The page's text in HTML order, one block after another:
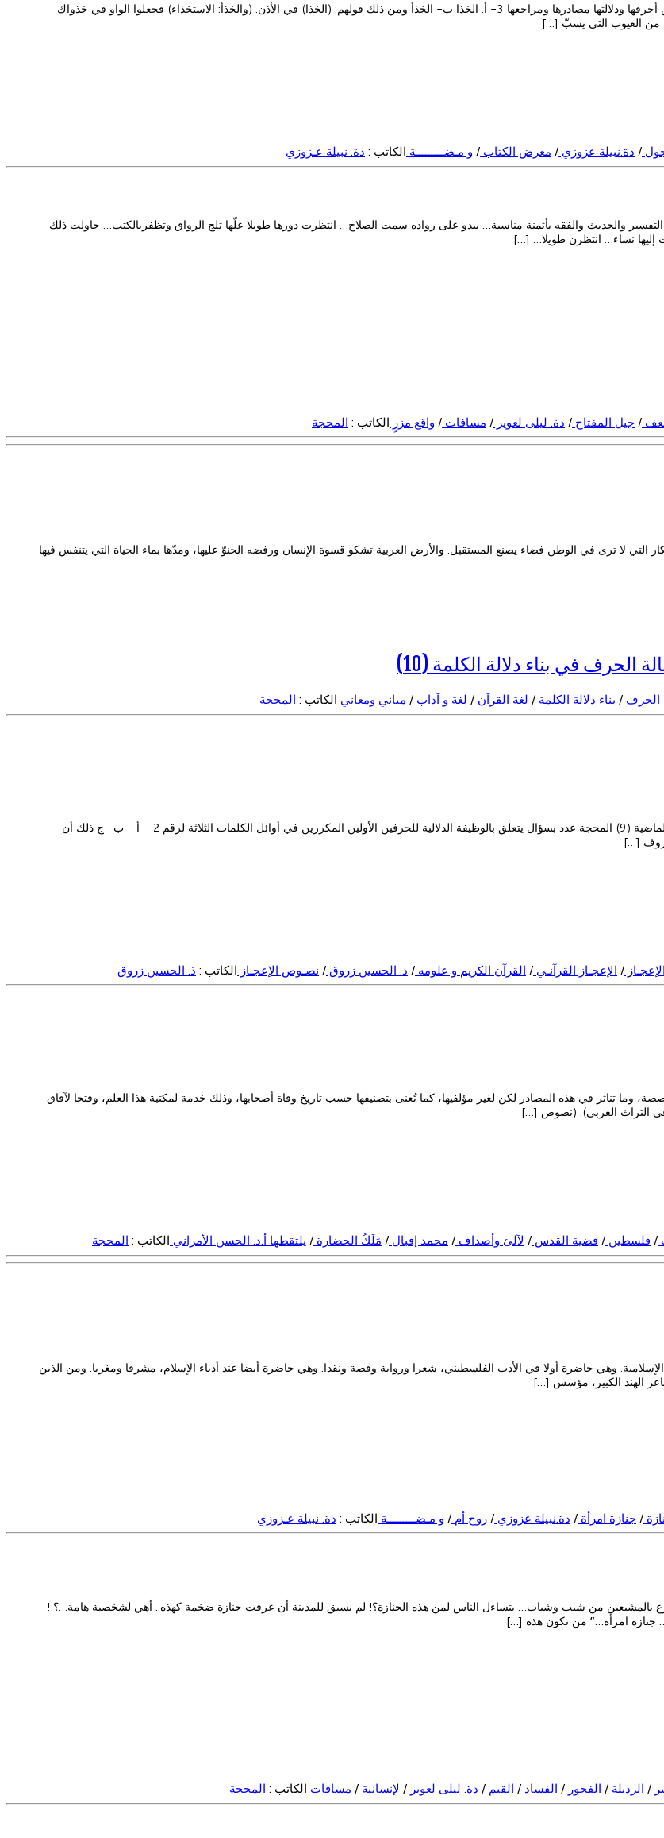
تابع الكلمات المشتركة في الحرفين الأولين ومنها: الكلمات الثنائية الحرفين الأولين أحرفها ودلالتها مصادرها ومراجعها 3- أ. الخذا ب- الخذأ ومن ذلك قولهم: (الخذا) في الأذن. (والخذأ: الاستخذاء) فجعلوا الواو في خذواك
من العيوب التي يسبّ […]
والحديث والفقه بأثمنة مناسبة… يبدو على رواده سمت الصلاح… انتظرت دورها طويلا علّها تلج الرواق وتظفربالكتب… حاولت ذلك
نساء… انتظرن طويلا… […]
/ ذة.نبيلة عزوزي / معرض الكتاب / و مـضـــــــــة الكاتب : ذة. نبيلة عـزوزي
التي لا ترى في الوطن فضاء يصنع المستقبل. والأرض العربية تشكو قسوة الإنسان ورفضه الحنوّ عليها، ومدّها بماء الحياة التي يتنفس فيها
/جيل المفتاح / دة. ليلى لعوير / مسافات / واقع مزرٍ الكاتب : المحجة
- (تابع الكلمات المشتركة في ثنائية الحرفين الأولين)- ختمنا الحديث في الحلقة الماضية (9) المحجة عدد بسؤال يتعلق بالوظيفة الدلالية للحرفين الأولين المكررين في أوائل الكلمات الثلاثة لرقم 2 – أ – ب- ج ذلك أن
[…]
الحرف / بناء دلالة الكلمة / لغة القرآن / لغة و آداب / مباني ومعاني الكاتب : المحجة
وما تناثر في هذه المصادر لكن لغير مؤلفيها، كما تُعنى بتصنيفها حسب تاريخ وفاة أصحابها، وذلك خدمة لمكتبة هذا العلم، وفتحا لآفاق
في التراث العربي). (نصوص […]
الإعجـاز / الإعجـاز القرآنـي / القرآن الكريم و علومه / د. الحسين زروق/ نصـوص الإعجـاز الكاتب : ذ. الحسين زروق
وهي حاضرة أولا في الأدب الفلسطيني، شعرا ورواية وقصة ونقدا. وهي حاضرة أيضا عند أدباء الإسلام، مشرقا ومغربا. ومن الذين
الهند الكبير، مؤسس […]
/ فلسطين / قضية القدس / لآلئ وأصداف / محمد إقبال / مَلَكُ الحضارة / يلتقطها أ.د. الحسن الأمراني الكاتب : المحجة
بالمشيعين من شيب وشباب… يتساءل الناس لمن هذه الجنازة؟! لم يسبق للمدينة أن عرفت جنازة ضخمة كهذه.. أهي لشخصية هامة…؟ !
جنازة امرأة…” من تكون هذه […]
/جنازة امرأة / ذة.نبيلة عزوزي /روح أم / و مـضـــــــــة الكاتب : ذة. نبيلة عـزوزي
/ الرذيلة / الفجور / الفساد / القيم / دة. ليلى لعوير / لإنسانية / مسافات الكاتب : المحجة